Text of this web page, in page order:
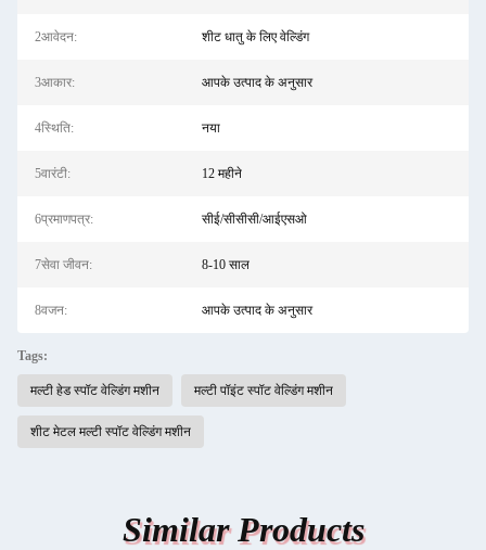
2आवेदन: शीट धातु के लिए वेल्डिंग
3आकार: आपके उत्पाद के अनुसार
4स्थिति: नया
5वारंटी: 12 महीने
6प्रमाणपत्र: सीई/सीसीसी/आईएसओ
7सेवा जीवन: 8-10 साल
8वजन: आपके उत्पाद के अनुसार
Tags:
मल्टी हेड स्पॉट वेल्डिंग मशीन मल्टी पॉइंट स्पॉट वेल्डिंग मशीन
शीट मेटल मल्टी स्पॉट वेल्डिंग मशीन
Similar Products